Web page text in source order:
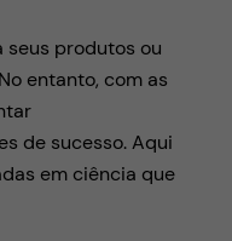
produtos ou
entanto, com as
de sucesso. Aqui
em ciência que